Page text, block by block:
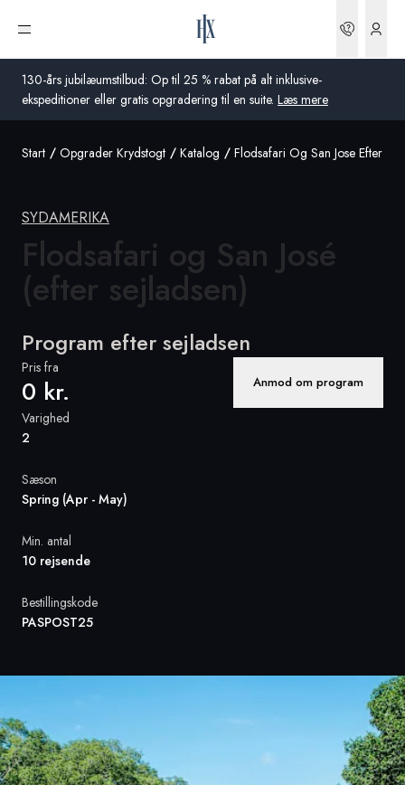
130-års jubilæumstilbud: Op til 25 % rabat på alt inklusive-
ekspeditioner eller gratis opgradering til en suite. Læs mere
Åbn menu
Danmark
Storbritannien
Global
Start Opgrader Krydstogt Katalog Flodsafari Og San Jose Efter
SYDAMERIKA
Flodsafari og San José
(efter sejladsen)
Program efter sejladsen
Pris fra
0 kr. Anmod om program
Varighed
2
Sæson
Spring (Apr - May)
Min. antal
10 rejsende
Bestillingskode
PASPOST25